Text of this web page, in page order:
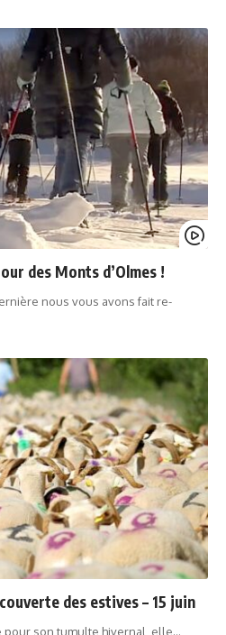
des Monts d’Olmes !
nous vous avons fait re-
des estives – 15 juin
pour son tumulte hivernal, elle…